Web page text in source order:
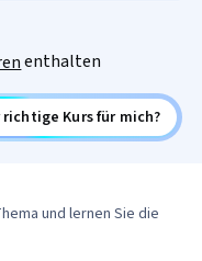
enthalten
Kurs für mich?
und lernen Sie die